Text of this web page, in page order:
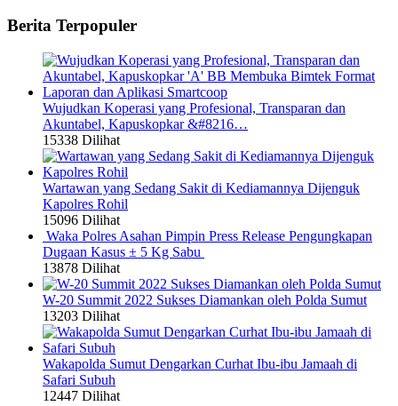
Berita Terpopuler
Wujudkan Koperasi yang Profesional, Transparan dan
Akuntabel, Kapuskopkar &#8216…
15338 Dilihat
Wartawan yang Sedang Sakit di Kediamannya Dijenguk
Kapolres Rohil
15096 Dilihat
Waka Polres Asahan Pimpin Press Release Pengungkapan
Dugaan Kasus ± 5 Kg Sabu
13878 Dilihat
W-20 Summit 2022 Sukses Diamankan oleh Polda Sumut
13203 Dilihat
Wakapolda Sumut Dengarkan Curhat Ibu-ibu Jamaah di
Safari Subuh
12447 Dilihat